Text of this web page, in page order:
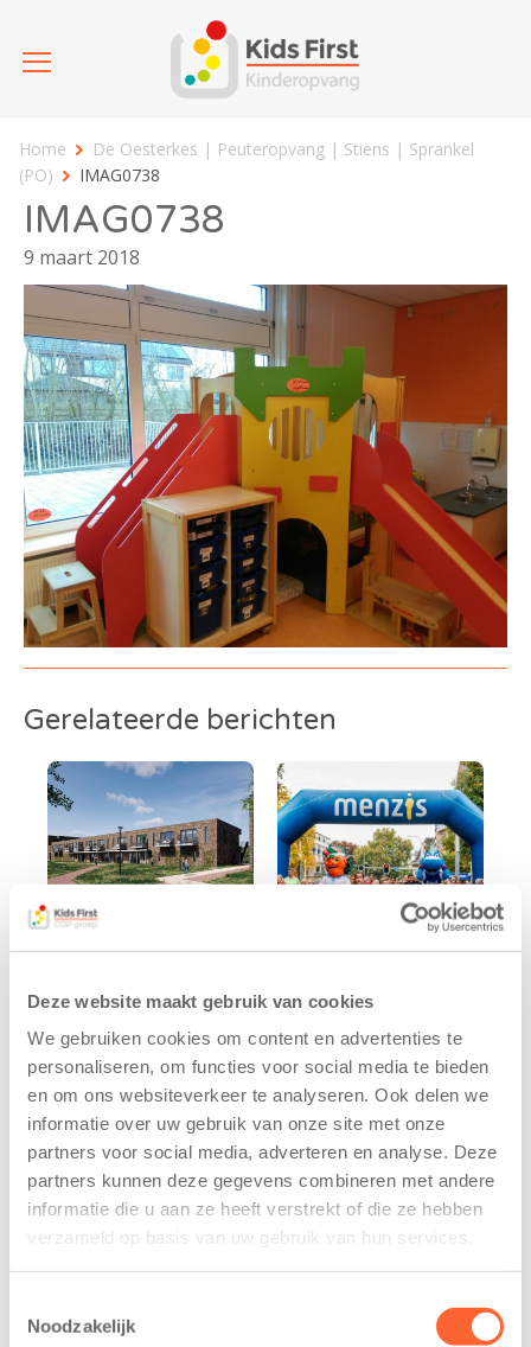
Deze website maakt gebruik van cookies
We gebruiken cookies om content en advertenties te
personaliseren, om functies voor social media te bieden
en om ons websiteverkeer te analyseren. Ook delen we
informatie over uw gebruik van onze site met onze
partners voor social media, adverteren en analyse. Deze
partners kunnen deze gegevens combineren met andere
informatie die u aan ze heeft verstrekt of die ze hebben
verzameld op basis van uw gebruik van hun services.
Noodzakelijk
Home
De Oesterkes | Peuteropvang | Stiens | Sprankel
(PO)
IMAG0738
IMAG0738
9 maart 2018
Gerelateerde berichten
Kids First
tekent
koopcontract
voor nieuw
kindcentrum in
wijk Wiarda in
Leeuwarden
11 juni 2026
Leeuwarden –
Kids First
heeft een
Kids First
nieuwe
naamsponsor
van de Mini 4
Mijl tijdens de
Menzis 4 Mijl
van Groningen
13 mei 2026
De jongste
deelnemers van